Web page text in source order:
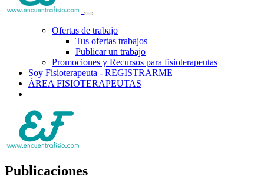
Ofertas de trabajo
Tus ofertas trabajos
Publicar un trabajo
Promociones y Recursos para fisioterapeutas
Soy Fisioterapeuta - REGISTRARME
ÁREA FISIOTERAPEUTAS
Publicaciones